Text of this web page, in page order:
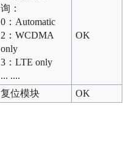
询：
0：Automatic
2：WCDMA
only
3：LTE only
... ....
OK
复位模块 OK